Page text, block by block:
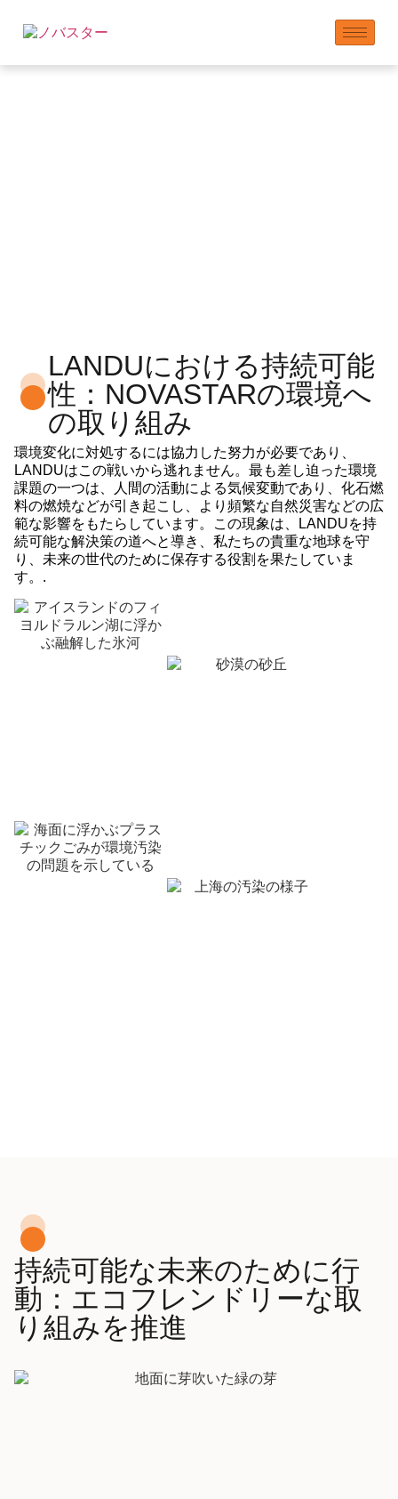
LANDUにおける持続可能
性：NOVASTARの環境へ
の取り組み
環境変化に対処するには協力した努力が必要であり、
LANDUはこの戦いから逃れません。最も差し迫った環境
課題の一つは、人間の活動による気候変動であり、化石燃
料の燃焼などが引き起こし、より頻繁な自然災害などの広
範な影響をもたらしています。この現象は、LANDUを持
続可能な解決策の道へと導き、私たちの貴重な地球を守
り、未来の世代のために保存する役割を果たしていま
す。.
持続可能な未来のために行
動：エコフレンドリーな取
り組みを推進